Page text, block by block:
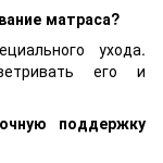
матраса?
ухода.
его и
поддержку